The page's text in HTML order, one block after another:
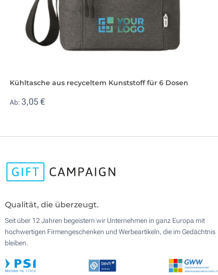
Kühltasche aus recyceltem Kunststoff für 6 Dosen
Ab: 3,05 €
Qualität, die überzeugt.
Seit über 12 Jahren begeistern wir Unternehmen in ganz Europa mit
hochwertigen Firmengeschenken und Werbeartikeln, die im Gedächtnis
bleiben.